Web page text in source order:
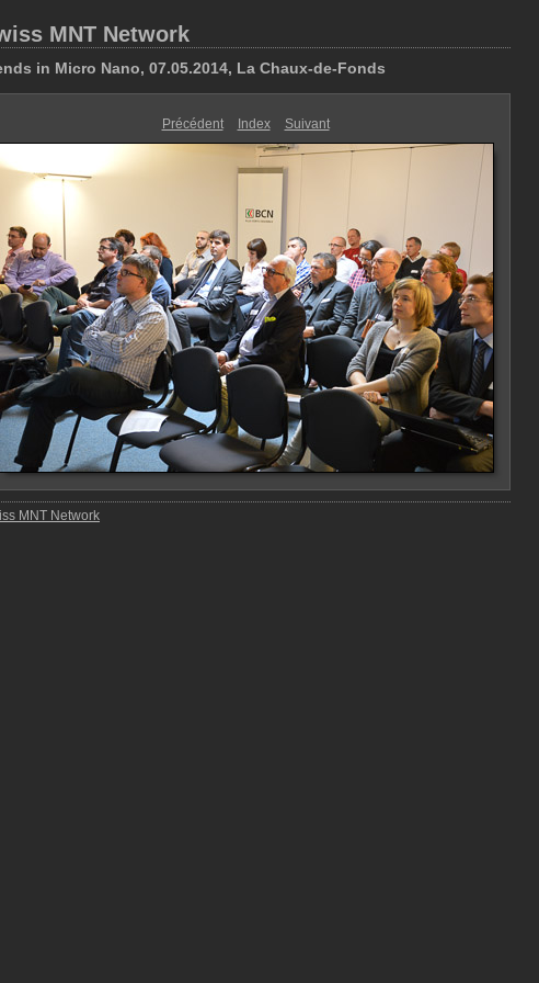
MNT Network
in Micro Nano, 07.05.2014, La Chaux-de-Fonds
Précédent Index Suivant
MNT Network